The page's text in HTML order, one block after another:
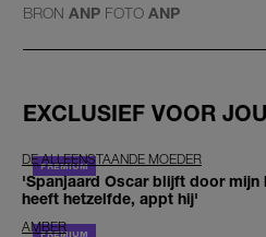
BRON ANP FOTO ANP
EXCLUSIEF VOOR JOU
DE ALLEENSTAANDE MOEDER
'Spanjaard Oscar blijft door
heeft hetzelfde, appt hij'
AMBER